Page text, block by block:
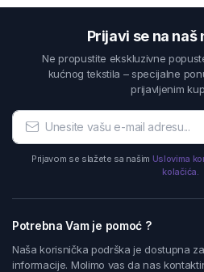
Prijavi se na
Ne propustite ekskluzivne
kućnog tekstila – specijalne
prijavljenim
Prijavom se slažete sa našim Uslovima
kolačića.
Potrebna Vam je pomoć ?
Naša korisnička podrška je dostupna
informacije. Molimo vas da nas